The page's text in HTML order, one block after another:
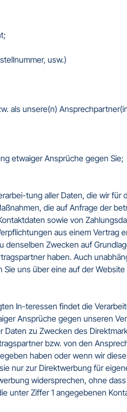
usw.)
als unsere(n)
etwaiger Ansprüche gegen Sie;
tung aller Daten, die wir für
die auf Anfrage der
sowie von
aus einem Vertrag
Zwecken auf
haben. Auch
uns über eine auf der
In-teressen findet die
Ansprüche gegen unseren
zu Zwecken des
bzw. von den
haben oder wenn wir
nur zur Direktwerbung für
widersprechen, ohne
unter Ziffer 1 angegebenen